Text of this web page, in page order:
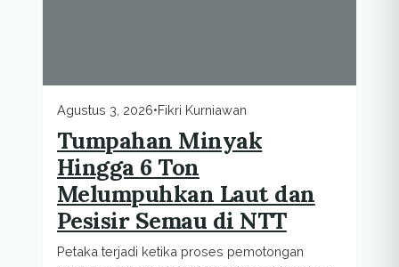
Agustus 3, 2026•Fikri Kurniawan
Tumpahan Minyak
Hingga 6 Ton
Melumpuhkan Laut dan
Pesisir Semau di NTT
Petaka terjadi ketika proses pemotongan